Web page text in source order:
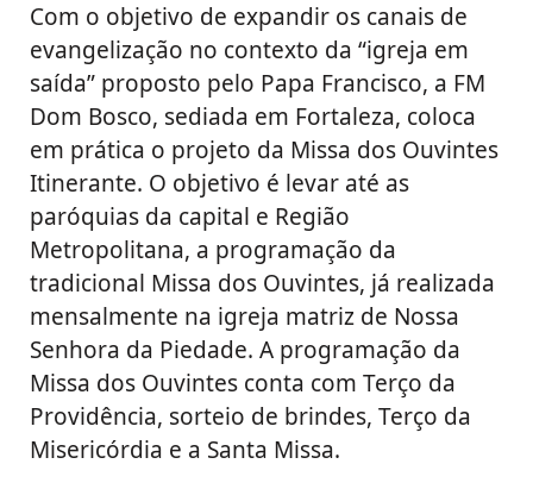
Com o objetivo de expandir os canais de
evangelização no contexto da “igreja em
saída” proposto pelo Papa Francisco, a FM
Dom Bosco, sediada em Fortaleza, coloca
em prática o projeto da Missa dos Ouvintes
Itinerante. O objetivo é levar até as
paróquias da capital e Região
Metropolitana, a programação da
tradicional Missa dos Ouvintes, já realizada
mensalmente na igreja matriz de Nossa
Senhora da Piedade. A programação da
Missa dos Ouvintes conta com Terço da
Providência, sorteio de brindes, Terço da
Misericórdia e a Santa Missa.